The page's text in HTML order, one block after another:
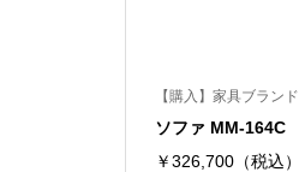
【購入】家具ブランド
ソファ MM-164C
￥326,700（税込）